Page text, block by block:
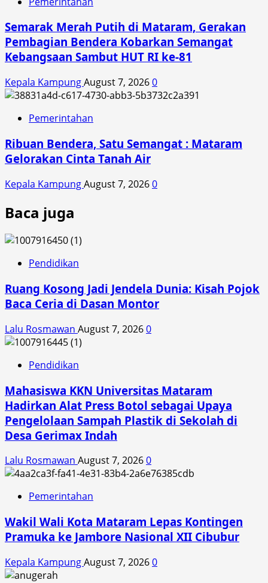
Semarak Merah Putih di Mataram, Gerakan
Pembagian Bendera Kobarkan Semangat
Kebangsaan Sambut HUT RI ke-81
Kepala KampungAugust 7, 20260
Pemerintahan
Ribuan Bendera, Satu Semangat : Mataram
Gelorakan Cinta Tanah Air
Kepala KampungAugust 7, 20260
Baca juga
Pendidikan
Ruang Kosong Jadi Jendela Dunia: Kisah Pojok
Baca Ceria di Dasan Montor
Lalu Rosmawan August 7, 20260
Pendidikan
Mahasiswa KKN Universitas Mataram
Hadirkan Alat Press Botol sebagai Upaya
Pengelolaan Sampah Plastik di Sekolah di
Desa Gerimax Indah
Lalu Rosmawan August 7, 20260
Pemerintahan
Wakil Wali Kota Mataram Lepas Kontingen
Pramuka ke Jambore Nasional XII Cibubur
Kepala KampungAugust 7, 20260